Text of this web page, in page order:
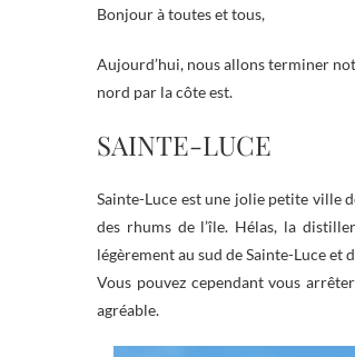
Bonjour à toutes et tous,
Aujourd’hui, nous allons terminer
nord par la côte est.
SAINTE-LUCE
Sainte-Luce est une jolie petite ville
des rhums de l’île. Hélas, la
légèrement au sud de Sainte-Luce et
Vous pouvez cependant vous
agréable.